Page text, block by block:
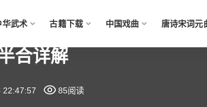
华武术 古籍下载 中国戏曲 唐诗宋词元
合详解
22:47:57 85阅读